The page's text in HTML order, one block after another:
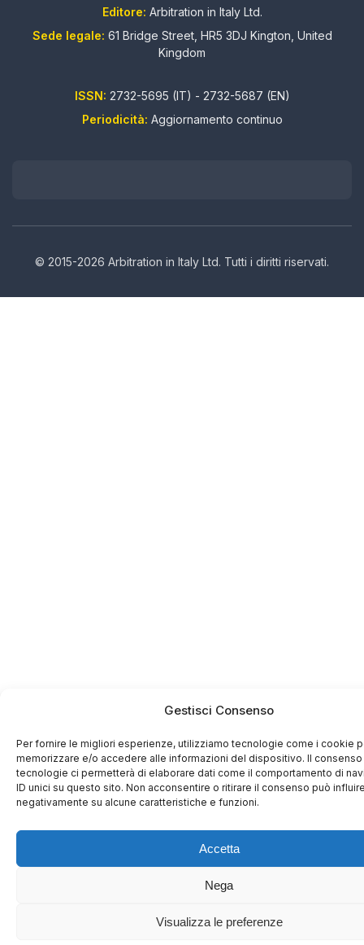
Gestisci Consenso
Per fornire le migliori esperienze, utilizziamo tecnologie come i cookie
memorizzare e/o accedere alle informazioni del dispositivo. Il
tecnologie ci permetterà di elaborare dati come il comportamento di
ID unici su questo sito. Non acconsentire o ritirare il consenso può
negativamente su alcune caratteristiche e funzioni.
Accetta
Nega
Visualizza le preferenze
Editore: Arbitration in Italy Ltd.
Sede legale: 61 Bridge Street, HR5 3DJ Kington, United
Kingdom
ISSN: 2732-5695 (IT) - 2732-5687 (EN)
Periodicità: Aggiornamento continuo
© 2015-2026 Arbitration in Italy Ltd. Tutti i diritti riservati.